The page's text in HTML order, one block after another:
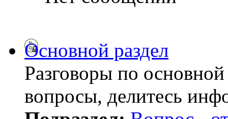
Основной раздел
Разговоры по
вопросы, делитесь